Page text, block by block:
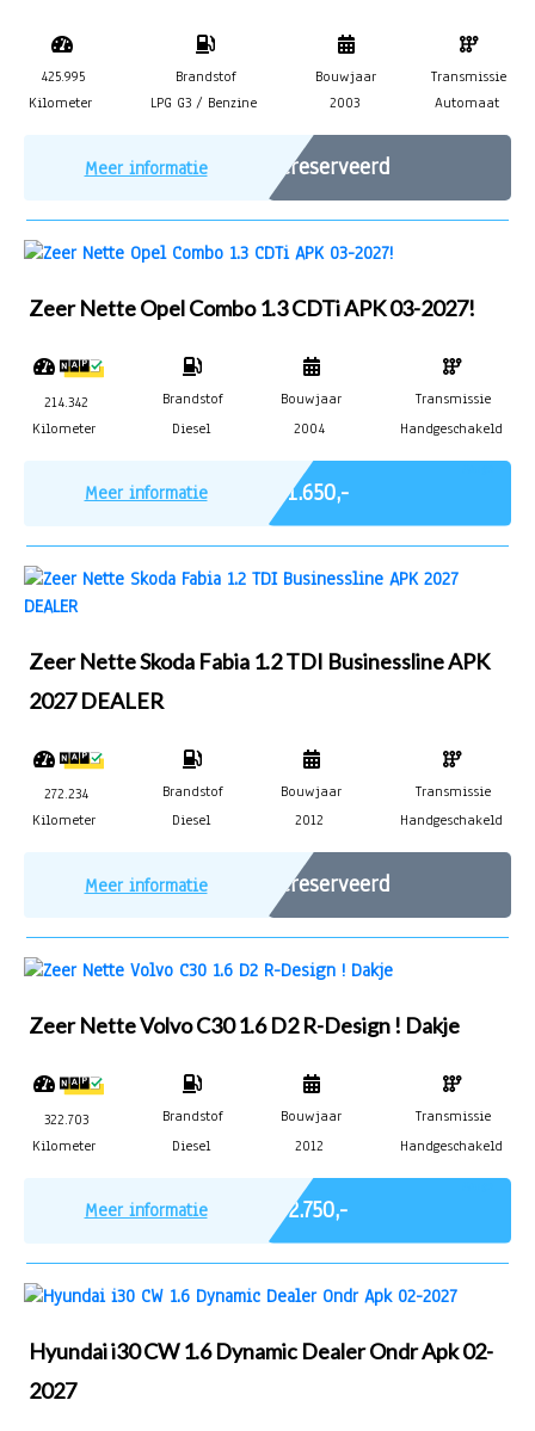
425.995
Kilometer
Brandstof
LPG G3 / Benzine
Bouwjaar
2003
Transmissie
Automaat
Meer informatie Gereserveerd
Zeer Nette Opel Combo 1.3 CDTi APK 03-2027!
214.342
Kilometer
Brandstof
Diesel
Bouwjaar
2004
Transmissie
Handgeschakeld
Meer informatie € 1.650,-
Zeer Nette Skoda Fabia 1.2 TDI Businessline APK
2027 DEALER
272.234
Kilometer
Brandstof
Diesel
Bouwjaar
2012
Transmissie
Handgeschakeld
Meer informatie Gereserveerd
Zeer Nette Volvo C30 1.6 D2 R-Design ! Dakje
322.703
Kilometer
Brandstof
Diesel
Bouwjaar
2012
Transmissie
Handgeschakeld
Meer informatie € 2.750,-
Hyundai i30 CW 1.6 Dynamic Dealer Ondr Apk 02-
2027